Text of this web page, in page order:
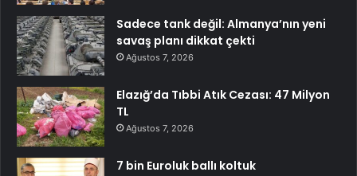
Sadece tank değil: Almanya’nın yeni
savaş planı dikkat çekti
Ağustos 7, 2026
Elazığ’da Tıbbi Atık Cezası: 47 Milyon
TL
Ağustos 7, 2026
7 bin Euroluk ballı koltuk